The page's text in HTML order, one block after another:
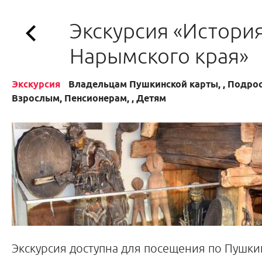
Экскурсия
Нарымского края»
Экскурсия
Владельцам Пушкинской карты, ,
Взрослым, Пенсионерам, , Детям
Экскурсия доступна для посещения по